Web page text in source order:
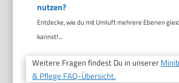
nutzen?
Entdecke, wie du mit Umluft mehrere Ebenen
kannst!...
Weitere Fragen findest Du in unserer
& Pflege FAQ-Übersicht.